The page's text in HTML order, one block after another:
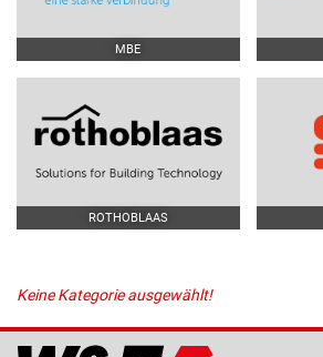
MBE
ROTHOBLAAS
Keine Kategorie ausgewählt!